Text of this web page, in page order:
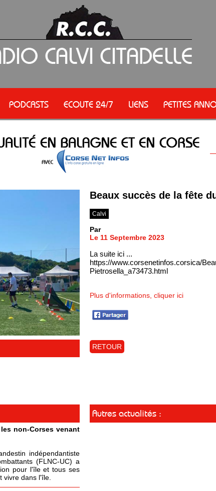
PODCASTS ECOUTE 24/7 LIENS PETITES
Beaux succès de la fête
Calvi
Par
Le 11 Septembre 2023
La suite ici ...
https://www.corsenetinfos.corsica/
Pietrosella_a73473.html
Plus d'informations, cliquer ici
RETOUR
non-Corses venant
indépendantiste
(FLNC-UC) a
pour l'île et tous ses
vivre dans l'île.
Autres actualités :